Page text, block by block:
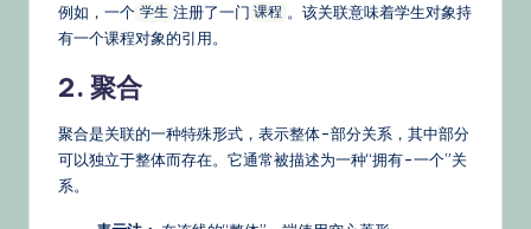
例如，一个 学生 注册了一门 课程 。该关联意味着学生对象持
有一个课程对象的引用。
2. 聚合
聚合是关联的一种特殊形式，表示整体-部分关系，其中部分
可以独立于整体而存在。它通常被描述为一种“拥有-一个”关
系。